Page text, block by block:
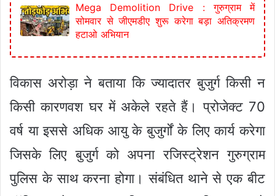
Mega Demolition Drive : गुरुग्राम में
सोमवार से जीएमडीए शुरू करेगा बड़ा अतिक्रमण
हटाओ अभियान
विकास अरोड़ा ने बताया कि ज्यादातर बुजुर्ग किसी न
किसी कारणवश घर में अकेले रहते हैं। प्रोजेक्ट 70
वर्ष या इससे अधिक आयु के बुजुर्गों के लिए कार्य करेगा
जिसके लिए बुजुर्ग को अपना रजिस्ट्रेशन गुरुग्राम
पुलिस के साथ करना होगा। संबंधित थाने से एक बीट